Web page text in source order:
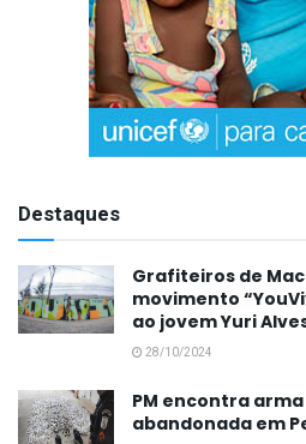
Destaques
Grafiteiros de
movimento
ao jovem Yuri
28/10/2024
PM encontra
abandonada em